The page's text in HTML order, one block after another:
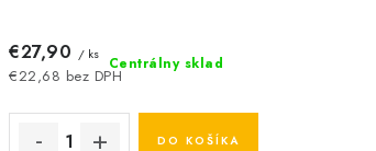
Centrálny sklad
€22,68 bez DPH
€27,90 / ks
DO KOŠÍKA